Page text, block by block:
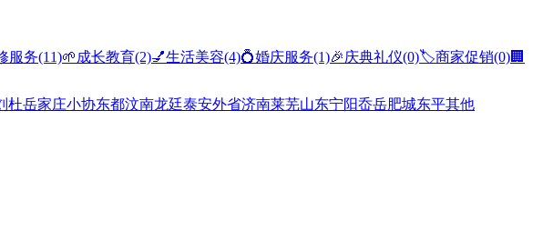
服务(11)🌱成长教育(2)💅生活美容(4)💍婚庆服务(1)🎉庆典礼仪(0)🏷️商家促销(0)🏢
杜岳家庄小协东都汶南龙廷泰安外省济南莱芜山东宁阳岙岳肥城东平其他